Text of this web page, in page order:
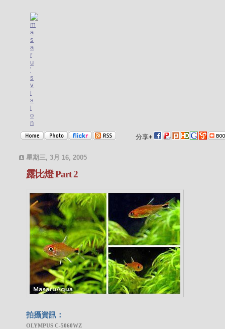
分享+
星期三, 3月 16, 2005
露比燈 Part 2
拍攝資訊：
OLYMPUS C-5060WZ